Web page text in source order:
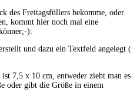
des Freitagsfüllers bekomme, oder
kommt hier noch mal eine
):
und dazu ein Textfeld angelegt (
7,5 x 10 cm, entweder zieht man es
oder gibt die Größe in einem